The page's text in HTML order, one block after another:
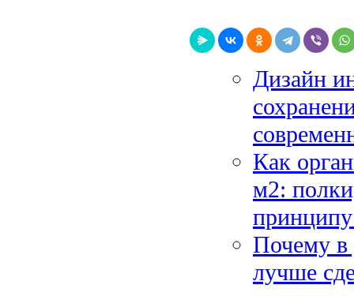
Дизайн
Как
м2:
принципу
Почему в
лучше